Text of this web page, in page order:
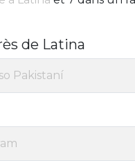
de Latina
Pakistaní